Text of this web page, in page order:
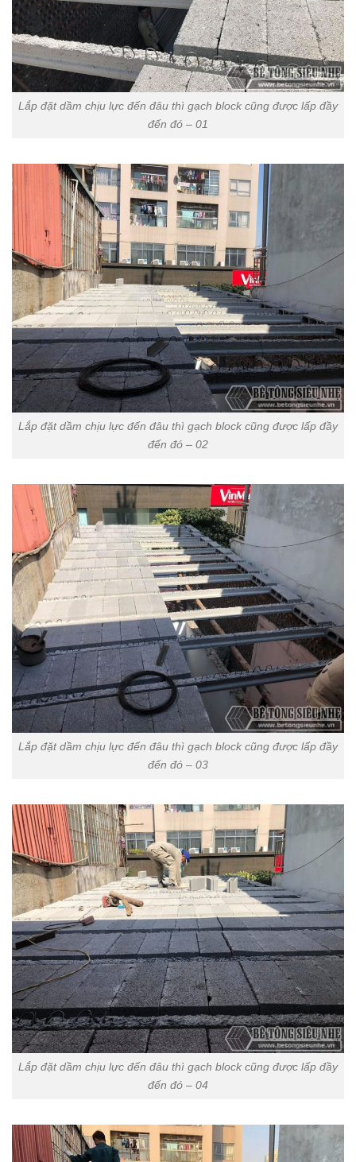
Lắp đặt dầm chịu lực đến đâu thì gạch block cũng được lấp đầy
đến đó – 01
Lắp đặt dầm chịu lực đến đâu thì gạch block cũng được lấp đầy
đến đó – 02
Lắp đặt dầm chịu lực đến đâu thì gạch block cũng được lấp đầy
đến đó – 03
Lắp đặt dầm chịu lực đến đâu thì gạch block cũng được lấp đầy
đến đó – 04